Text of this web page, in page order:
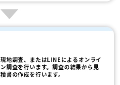
現地調査、またはLINEによるオンライ
ン調査を行います。調査の結果から見
積書の作成を行います。